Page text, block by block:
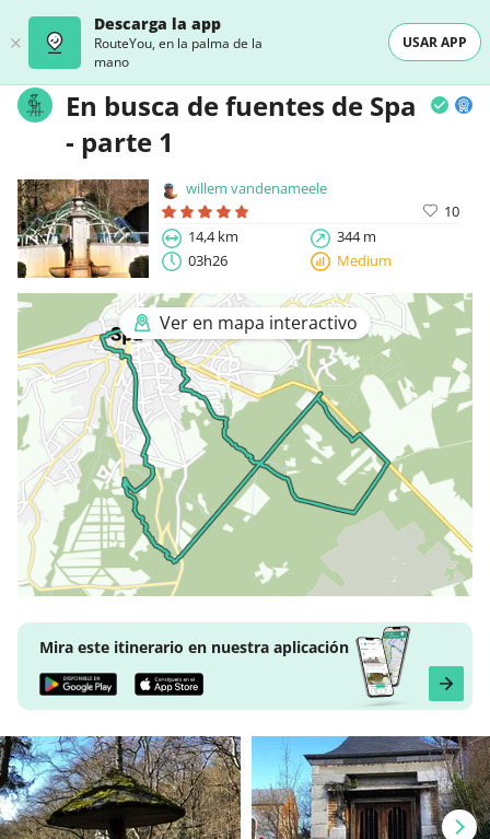
Descarga la app
RouteYou, en la palma de la
mano
USAR APP
En busca de fuentes de Spa
- parte 1
willem vandenameele
10
14,4 km
344 m
03h26
Medium
Ver en mapa interactivo
Mira este itinerario en nuestra aplicación